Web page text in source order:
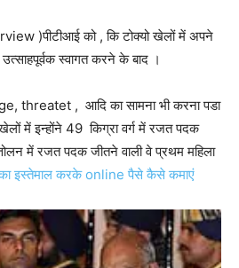
)पीटीआई को , कि टोक्यो खेलों में अपने
स्वागत करने के बाद ।
threatet , आदि का सामना भी करना पडा
में इन्होंने 49 किग्रा वर्ग में रजत पदक
में रजत पदक जीतने वाली वे प्रथम महिला
इस्तेमाल करके online पैसे कैसे कमाएं